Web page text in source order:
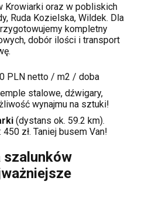
Krowiarki oraz w pobliskich
Ruda Kozielska, Wildek. Dla
kompletny
dobór ilości i transport
PLN netto / m2 / doba
stalowe, dźwigary,
wynajmu na sztuki!
(dystans ok. 59.2 km).
450 zł. Taniej busem Van!
szalunków